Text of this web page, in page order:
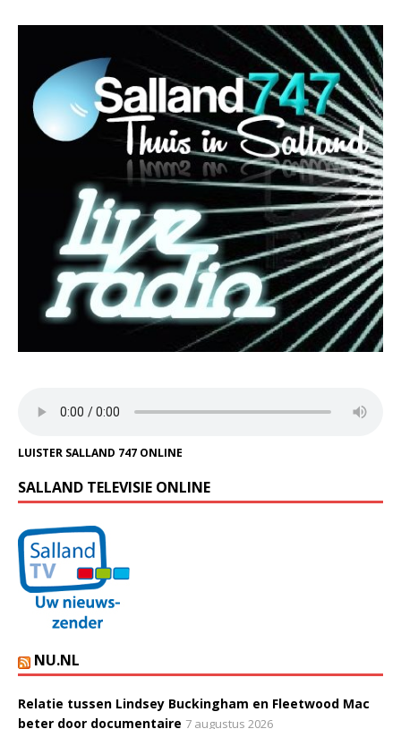
LUISTER SALLAND 747 ONLINE
SALLAND TELEVISIE ONLINE
NU.NL
Relatie tussen Lindsey Buckingham en Fleetwood Mac
beter door documentaire 7 augustus 2026